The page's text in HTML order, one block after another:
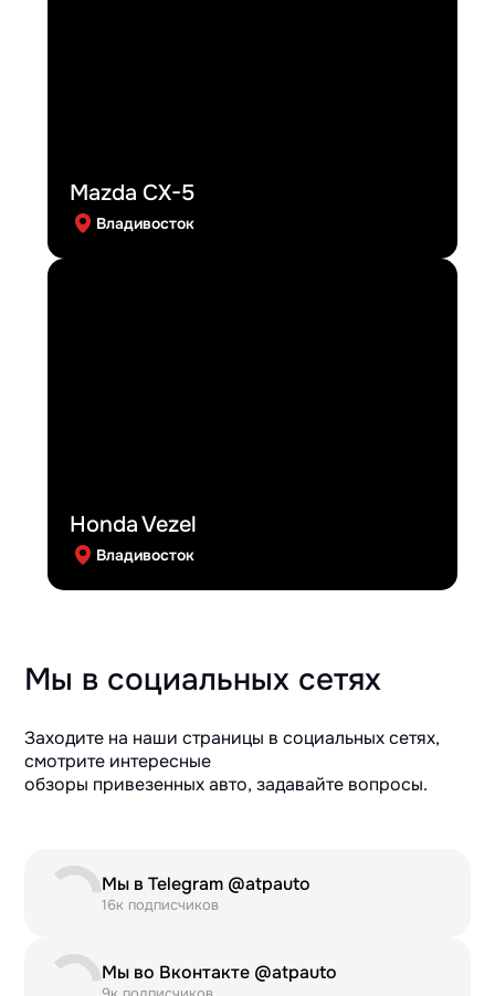
Mazda CX-5
Владивосток
Honda Vezel
Владивосток
Мы в социальных сетях
Заходите на наши страницы в социальных сетях,
смотрите интересные
обзоры привезенных авто, задавайте вопросы.
Мы в Telegram @atpauto
16к подписчиков
Мы во Вконтакте @atpauto